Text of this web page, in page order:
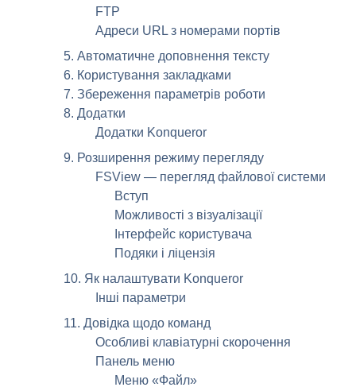
FTP
Адреси URL з номерами портів
5. Автоматичне доповнення тексту
6. Користування закладками
7. Збереження параметрів роботи
8. Додатки
Додатки Konqueror
9. Розширення режиму перегляду
FSView — перегляд файлової системи
Вступ
Можливості з візуалізації
Інтерфейс користувача
Подяки і ліцензія
10. Як налаштувати Konqueror
Інші параметри
11. Довідка щодо команд
Особливі клавіатурні скорочення
Панель меню
Меню «Файл»